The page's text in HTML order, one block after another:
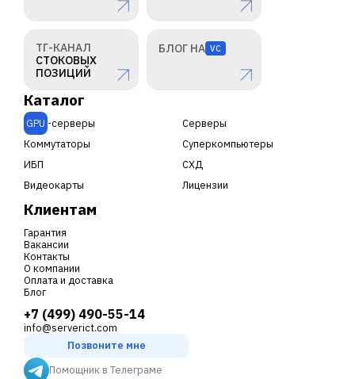
ТГ-КАНАЛ
СТОКОВЫХ
ПОЗИЦИЙ
БЛОГ НА VC
Каталог
GPU -серверы
Серверы
Коммутаторы
Суперкомпьютеры
ИБП
СХД
Видеокарты
Лицензии
Клиентам
Гарантия
Вакансии
Контакты
О компании
Оплата и доставка
Блог
+7 (499) 490-55-14
info@serverict.com
Позвоните мне
Помощник в Телеграме